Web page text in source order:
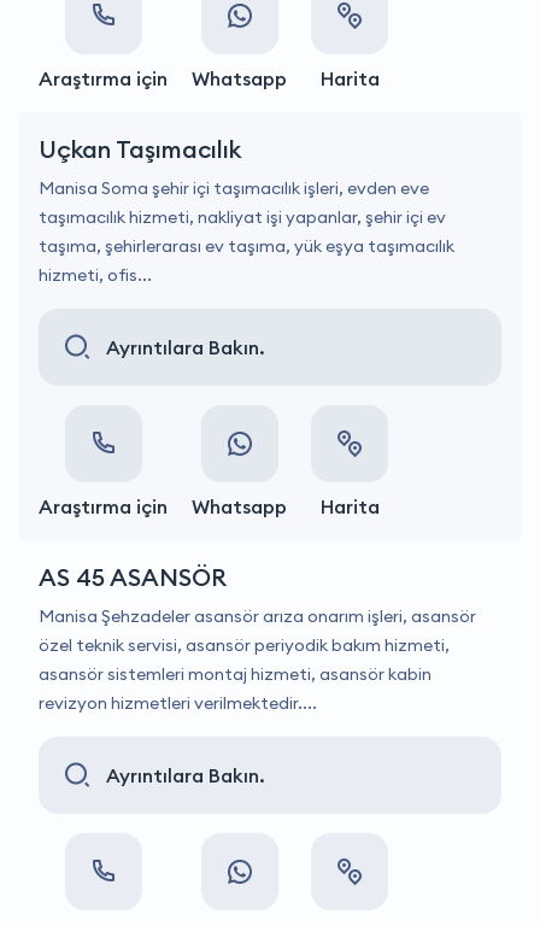
Araştırma için Whatsapp Harita
Uçkan Taşımacılık
Manisa Soma şehir içi taşımacılık işleri, evden eve
taşımacılık hizmeti, nakliyat işi yapanlar, şehir içi ev
taşıma, şehirlerarası ev taşıma, yük eşya taşımacılık
hizmeti, ofis...
Ayrıntılara Bakın.
Araştırma için Whatsapp Harita
AS 45 ASANSÖR
Manisa Şehzadeler asansör arıza onarım işleri, asansör
özel teknik servisi, asansör periyodik bakım hizmeti,
asansör sistemleri montaj hizmeti, asansör kabin
revizyon hizmetleri verilmektedir....
Ayrıntılara Bakın.